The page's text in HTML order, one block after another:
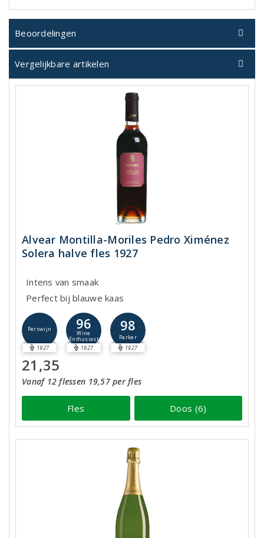
Beoordelingen
Vergelijkbare artikelen
Alvear Montilla-Moriles Pedro Ximénez
Solera halve fles 1927
Intens van smaak
Perfect bij blauwe kaas
Perswijn
1927
96
Wine
Enthusiast
1927
98
Parker
1927
21,35
Vanaf 12 flessen 19,57 per fles
Fles Doos (6)